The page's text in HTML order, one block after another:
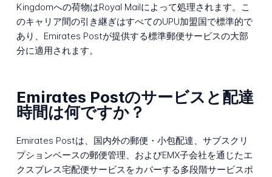
Kingdomへの荷物はRoyal Mailによって処理されます。こ
のキャリア間の引き継ぎはすべてのUPU加盟国で標準的で
あり、Emirates Postが提供する標準郵便サービスの大部
分に適用されます。
Emirates Postのサービスと配達
時間は何ですか？
Emirates Postは、国内外の郵便・小包配達、サブスクリ
プションベースの郵便管理、およびEMX子会社を通じたエ
クスプレス宅配便サービスをカバーする多段階サービスポ